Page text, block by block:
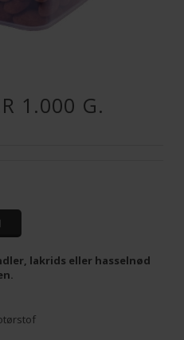
1.000 G.
lakrids eller hasselnød